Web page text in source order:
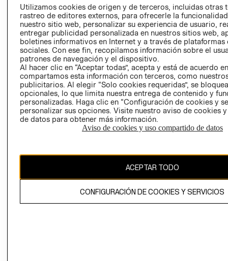
AVISO DE
PRIVACIDAD
GIFT CARD
AVISO DE
COOKIES
Chile ($)
El contenido de esta página web está protegido por copyright y es
propiedad de H&M Hennes & Mauritz AB.
Utilizamos cookies de origen y de terceros, incluidas otras
rastreo de editores externos, para ofrecerle la
nuestro sitio web, personalizar su experiencia de usuario,
entregar publicidad personalizada en nuestros sitios web,
boletines informativos en Internet y a través de plataformas
sociales. Con ese fin, recopilamos información sobre el
patrones de navegación y el dispositivo.
Al hacer clic en “Aceptar todas”, acepta y está de acuerdo
compartamos esta información con terceros, como
publicitarios. Al elegir “Solo cookies requeridas”, se
opcionales, lo que limita nuestra entrega de contenido y
personalizadas. Haga clic en “Configuración de cookies y
personalizar sus opciones. Visite nuestro aviso de cookies
de datos para obtener más información.
Aviso de cookies y uso compartido de datos
ACEPTAR TODO
CONFIGURACIÓN DE COOKIES Y SERVICIOS